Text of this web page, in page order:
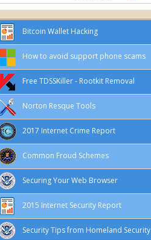
Bitcoin Wallet Hacking
How to avoid support phone scams
Free TDSSKiller - Rootkit Removal
Norton Resque Tools
2017 Internet Crime Report
Common Froud Schemes
Securing Your Web Browser
2015 Internet Security Report
Security Tips from Homeland Security